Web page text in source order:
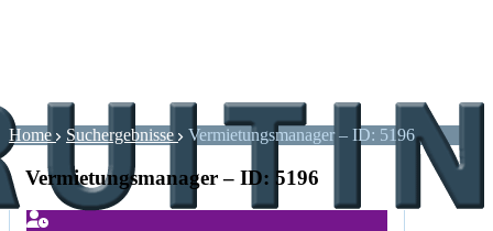
Home Suchergebnisse Vermietungsmanager – ID: 5196
Vermietungsmanager – ID: 5196